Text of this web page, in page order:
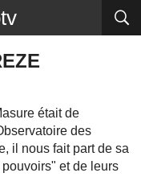
était de
des
il nous fait part de sa
et de leurs